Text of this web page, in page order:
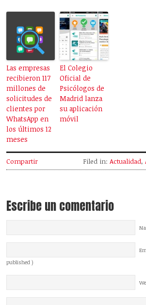
Las empresas
recibieron 117
millones de
solicitudes de
clientes por
WhatsApp en
los últimos 12
meses
El Colegio
Oficial de
Psicólogos de
Madrid lanza
su aplicación
móvil
Compartir Filed in: Actualidad,
Escribe un comentario
published )